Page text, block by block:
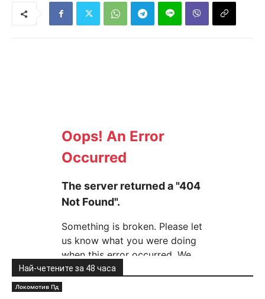
Най-четените за 48 часа
Локомотив Пд